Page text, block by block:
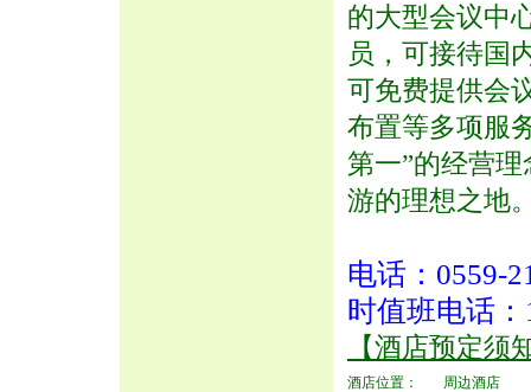
的大型会议中
员，可接待国
可免费提供会
布置等多项服
第一”的经营
游的理想之地
电话：0559-
时值班电话：
【酒店预定须
酒店位置：
周边酒店